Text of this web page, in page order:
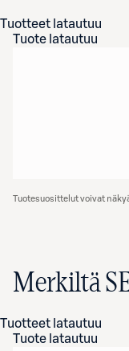
Tuotteet latautuu
Tuote latautuu
Tuotesuosittelut voivat
Merkiltä
Tuotteet latautuu
Tuote latautuu